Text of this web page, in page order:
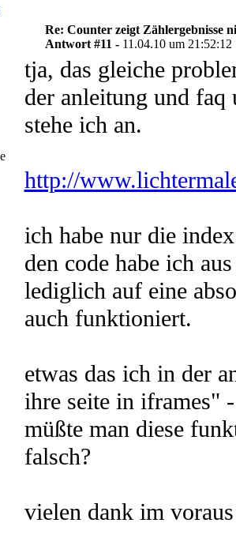
Re: Counter zeigt Zählergebnisse
Antwort #11 - 11.04.10 um 21:52:12
tja, das gleiche
der anleitung und
stehe ich an.
http://
ich habe nur die
den code habe ich
lediglich auf eine
auch funktioniert.
etwas das ich in der
ihre seite in iframes"
müßte man diese
falsch?
vielen dank im